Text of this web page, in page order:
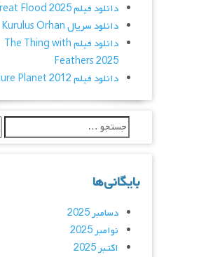
دانلود فیلم The Great Flood 2025
دانلود سریال Kurulus Orhan
دانلود فیلم The Thing with
Feathers 2025
دانلود فیلم Adventure Planet 2012
بایگانی‌ها
دسامبر 2025
نوامبر 2025
اکتبر 2025